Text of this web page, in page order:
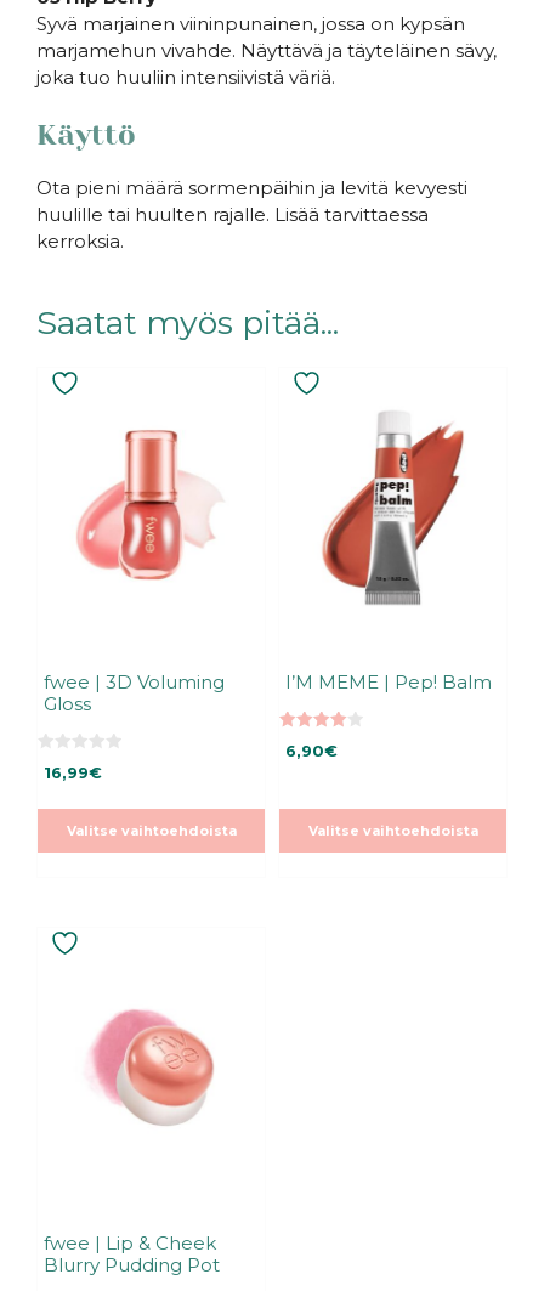
Syvä marjainen viininpunainen, jossa on kypsän
marjamehun vivahde. Näyttävä ja täyteläinen sävy,
joka tuo huuliin intensiivistä väriä.
Käyttö
Ota pieni määrä sormenpäihin ja levitä kevyesti
huulille tai huulten rajalle. Lisää tarvittaessa
kerroksia.
Saatat myös pitää...
fwee | 3D Voluming
Gloss
s
16,99€
Valitse vaihtoehdoista
Tällä
muunnelma.
tehdä
valinnat
I’M MEME | Pep! Balm
5:stä
6,90€
Valitse vaihtoehdoista
Tällä
muunnelma.
tehdä
valinnat
tuotteen
fwee | Lip & Cheek
Blurry Pudding Pot
Tällä
useampi
muunnelma.